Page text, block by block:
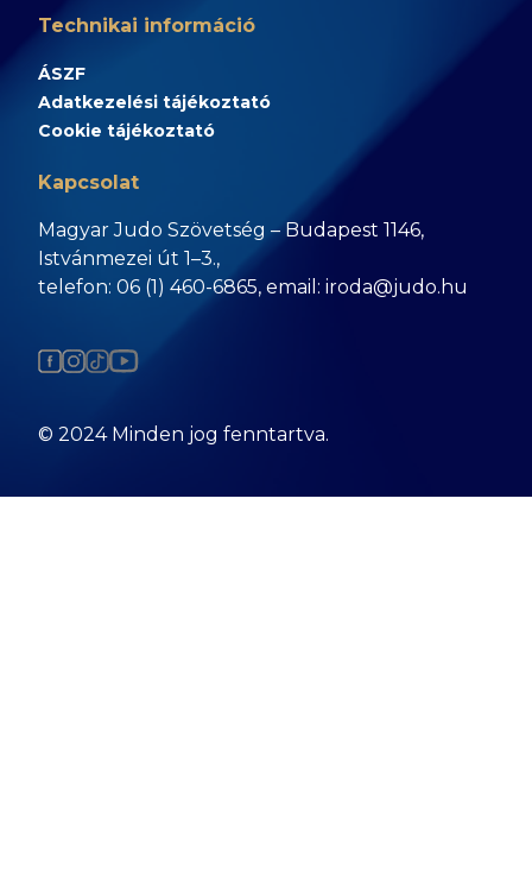
Technikai információ
ÁSZF
Adatkezelési tájékoztató
Cookie tájékoztató
Kapcsolat
Magyar Judo Szövetség – Budapest 1146,
Istvánmezei út 1–3.,
telefon: 06 (1) 460-6865, email: iroda@judo.hu
© 2024 Minden jog fenntartva.